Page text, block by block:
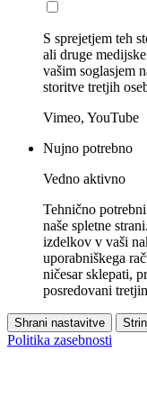
S sprejetjem teh
ali druge
vašim soglasjem
storitve tretjih
Vimeo, YouTube
Nujno potrebno
Vedno aktivno
Tehnično
naše spletne
izdelkov v vaši
uporabniškega
ničesar sklepati,
posredovani
Shrani nastavitve
Politika zasebnosti